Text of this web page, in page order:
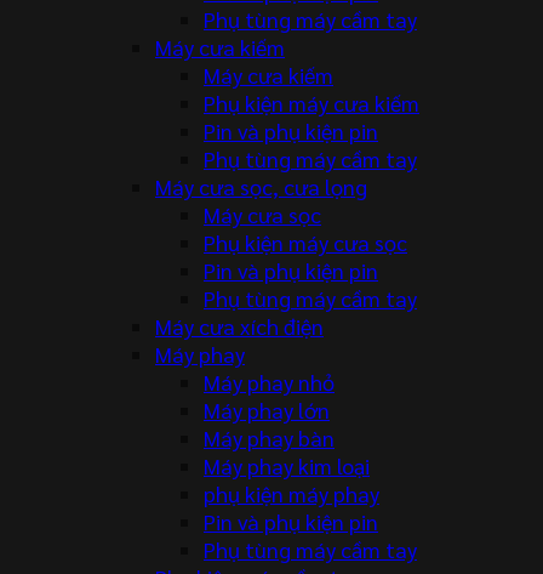
Phụ tùng máy cầm tay
Máy cưa kiếm
Máy cưa kiếm
Phụ kiện máy cưa kiếm
Pin và phụ kiện pin
Phụ tùng máy cầm tay
Máy cưa sọc, cưa lọng
Máy cưa sọc
Phụ kiện máy cưa sọc
Pin và phụ kiện pin
Phụ tùng máy cầm tay
Máy cưa xích điện
Máy phay
Máy phay nhỏ
Máy phay lớn
Máy phay bàn
Máy phay kim loại
phụ kiện máy phay
Pin và phụ kiện pin
Phụ tùng máy cầm tay